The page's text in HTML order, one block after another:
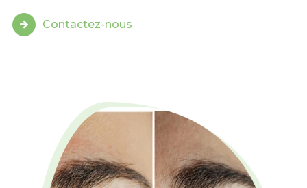
Contactez-nous